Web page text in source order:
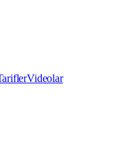
Videolar